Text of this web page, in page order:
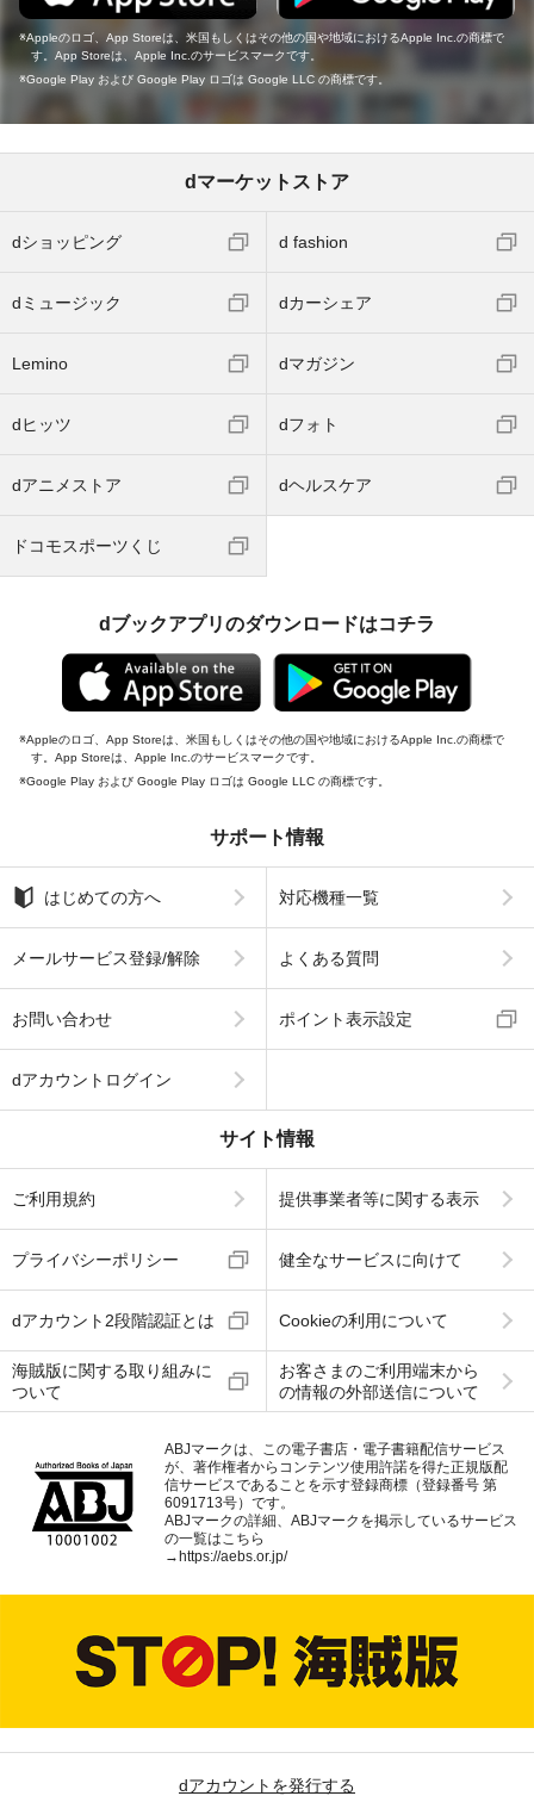
Appleのロゴ、App Storeは、米国もしくはその他の国や地域におけるApple Inc.の商標で
す。App Storeは、Apple Inc.のサービスマークです。
Google Play および Google Play ロゴは Google LLC の商標です。
dマーケットストア
dショッピング d fashion
dミュージック dカーシェア
Lemino dマガジン
dヒッツ dフォト
dアニメストア dヘルスケア
ドコモスポーツくじ
dブックアプリのダウンロードはコチラ
Appleのロゴ、App Storeは、米国もしくはその他の国や地域におけるApple Inc.の商標で
す。App Storeは、Apple Inc.のサービスマークです。
Google Play および Google Play ロゴは Google LLC の商標です。
サポート情報
はじめての方へ 対応機種一覧
メールサービス登録/解除 よくある質問
お問い合わせ ポイント表示設定
dアカウントログイン
サイト情報
ご利用規約 提供事業者等に関する表示
プライバシーポリシー 健全なサービスに向けて
dアカウント2段階認証とは Cookieの利用について
海賊版に関する取り組みに
ついて
お客さまのご利用端末から
の情報の外部送信について
ABJマークは、この電子書店・電子書籍配信サービス
が、著作権者からコンテンツ使用許諾を得た正規版配
信サービスであることを示す登録商標（登録番号 第
6091713号）です。
ABJマークの詳細、ABJマークを掲示しているサービス
の一覧はこちら
→ https://aebs.or.jp/
dアカウントを発行する